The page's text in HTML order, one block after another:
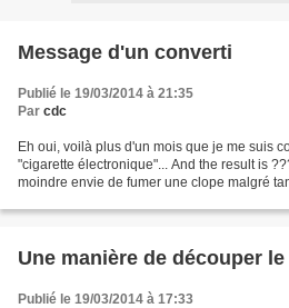
Message d'un converti
Publié le 19/03/2014 à 21:35
Par cdc
Eh oui, voilà plus d'un mois que je me suis
"cigarette électronique"... And the result is
moindre envie de fumer une clope malgré
Une manière de découper
Publié le 19/03/2014 à 17:33